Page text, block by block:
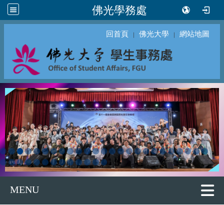
佛光學務處
回首頁 ｜ 佛光大學 ｜ 網站地圖
MENU